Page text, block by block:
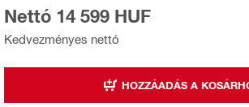
Kedvezményes nettó
Nettó 14 599 HUF
HOZZÁADÁS A